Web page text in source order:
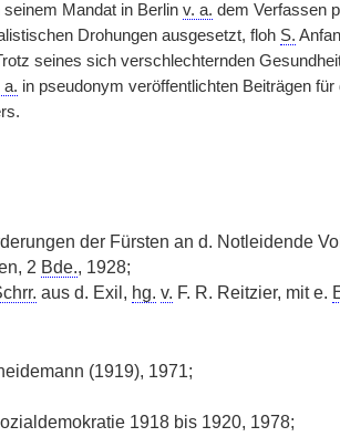
Mandat in Berlin v. a. dem Verfassen
Drohungen ausgesetzt, floh S.
seines sich verschlechternden
a. in pseudonym veröffentlichten Beiträgen für
der Fürsten an d. Notleidende
2 Bde., 1928;
aus d. Exil, hg. v. F. R. Reitzier, mit e.
(1919), 1971;
1918 bis 1920, 1978;